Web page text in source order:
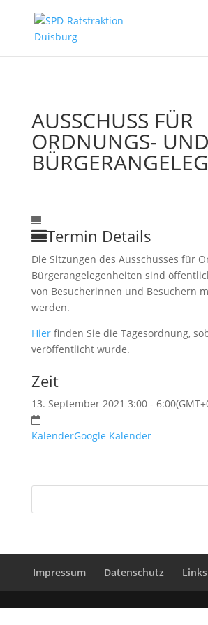
AUSSCHUSS FÜR
ORDNUNGS- UND
Termin Details
Die Sitzungen des Ausschusses für
Bürgerangelegenheiten sind
von Besucherinnen und Besuchern
werden.
Hierfinden Sie die Tagesordnung,
veröffentlicht wurde.
Zeit
13. September 2021 3:00 - 6:00
KalenderGoogle Kalender
Impressum Datenschutz Links